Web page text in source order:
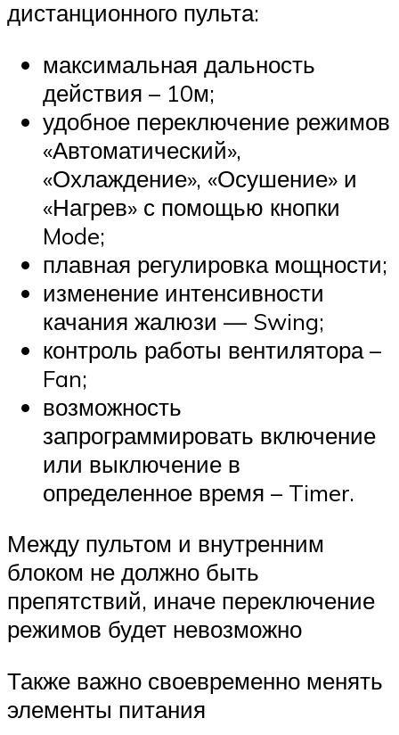
дистанционного пульта:
максимальная дальность
действия – 10м;
удобное переключение режимов
«Автоматический»,
«Охлаждение», «Осушение» и
«Нагрев» с помощью кнопки
Mode;
плавная регулировка мощности;
изменение интенсивности
качания жалюзи — Swing;
контроль работы вентилятора –
Fan;
возможность
запрограммировать включение
или выключение в
определенное время – Timer.
Между пультом и внутренним
блоком не должно быть
препятствий, иначе переключение
режимов будет невозможно
Также важно своевременно менять
элементы питания